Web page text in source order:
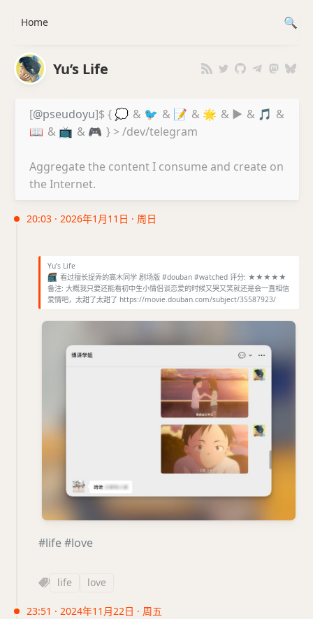
Yu’s Life
[@pseudoyu]$ { 💭 & 🐦 & 📝 & 🌟 & ▶️ & 🎵 &
📖 & 📺 & 🎮 } > /dev/telegram
Aggregate the content I consume and create on
the Internet.
20:03 · 2026年1月11日 · 周日
Yu’s Life
📺 看过擅长捉弄的高木同学 剧场版 #douban #watched 评分: ★★★★★
备注: 大概我只要还能看初中生小情侣谈恋爱的时候又哭又笑就还是会一直相信
爱情吧，太甜了太甜了 https://movie.douban.com/subject/35587923/
#life#love
life love
23:51 · 2024年11月22日 · 周五
Home